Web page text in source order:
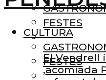
FESTES
El Vendrell
,acomiada
CULTURA
FESTES